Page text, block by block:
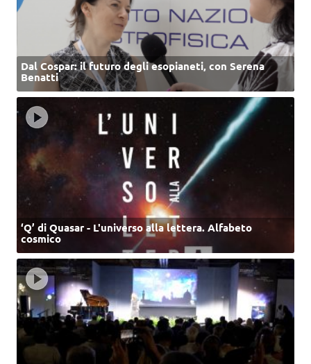
Dal Cospar: il futuro degli esopianeti, con Serena
Benatti
‘Q’ di Quasar - L'universo alla lettera. Alfabeto
cosmico